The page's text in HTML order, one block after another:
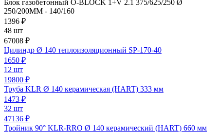
Блок газобетонный O-BLOCK 1+V 2.1 375/625/250 Ø
250/200ММ - 140/160
1396 ₽
48 шт
67008 ₽
Цилиндр Ø 140 теплоизоляционный SP-170-40
1650 ₽
12 шт
19800 ₽
Труба KLR Ø 140 керамическая (HART) 333 мм
1473 ₽
32 шт
47136 ₽
Тройник 90° KLR-RRO Ø 140 керамический (HART) 660 мм